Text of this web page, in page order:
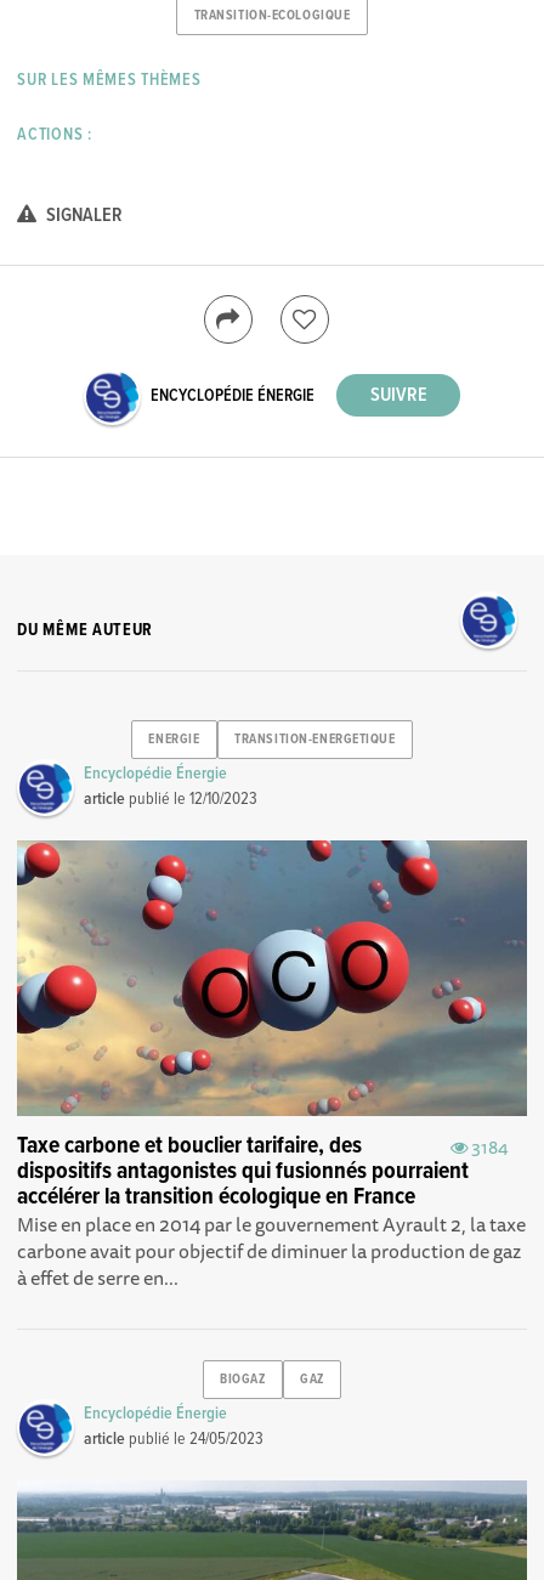
TRANSITION-ECOLOGIQUE
SUR LES MÊMES THÈMES
ACTIONS :
SIGNALER
ENCYCLOPÉDIE ÉNERGIE
DU MÊME AUTEUR
ENERGIE TRANSITION-ENERGETIQUE
Encyclopédie Énergie
article publié le12/10/2023
3184
Taxe carbone et bouclier tarifaire, des
dispositifs antagonistes qui fusionnés pourraient
accélérer la transition écologique en France
Mise en place en 2014 par le gouvernement Ayrault 2, la taxe
carbone avait pour objectif de diminuer la production de gaz
à effet de serre en...
BIOGAZ GAZ
Encyclopédie Énergie
article publié le24/05/2023